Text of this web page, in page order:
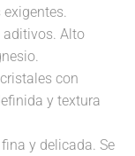
aditivos. Alto
con
y textura
y delicada. Se